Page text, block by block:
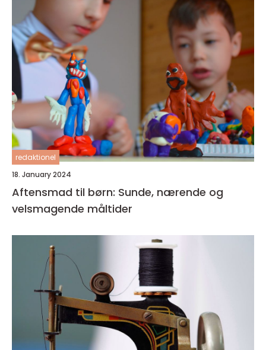
redaktionel
18. January 2024
Aftensmad til børn: Sunde, nærende og
velsmagende måltider